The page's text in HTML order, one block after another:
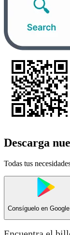
Descarga
Todas tus
Consíguelo en